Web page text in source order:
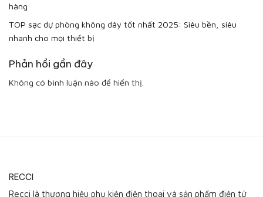
hàng
TOP sạc dự phòng không dây tốt nhất 2025: Siêu bền, siêu
nhanh cho mọi thiết bị
Phản hồi gần đây
Không có bình luận nào để hiển thị.
RECCI
Recci là thương hiệu phụ kiện điện thoại và sản phẩm điện tử